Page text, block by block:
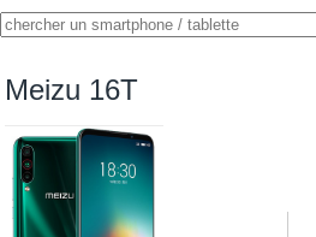
Meizu 16T